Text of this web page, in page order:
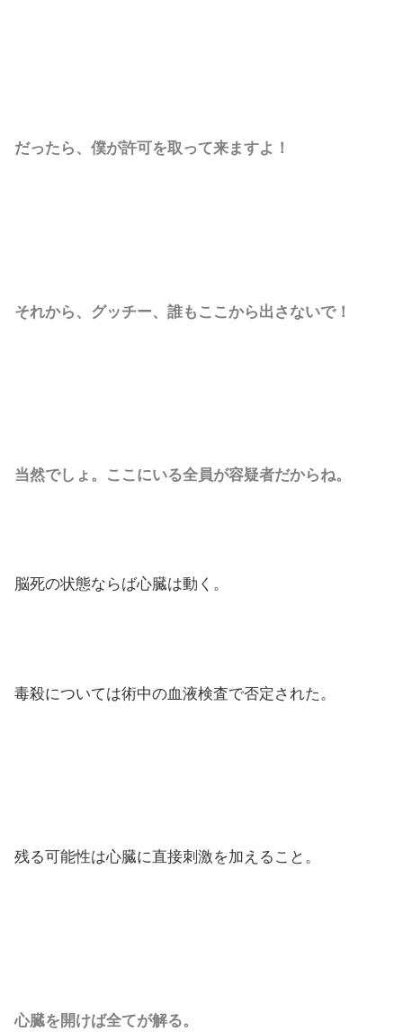
だったら、僕が許可を取って来ますよ！
それから、グッチー、誰もここから出さないで！
当然でしょ。ここにいる全員が容疑者だからね。
脳死の状態ならば心臓は動く。
毒殺については術中の血液検査で否定された。
残る可能性は心臓に直接刺激を加えること。
心臓を開けば全てが解る。